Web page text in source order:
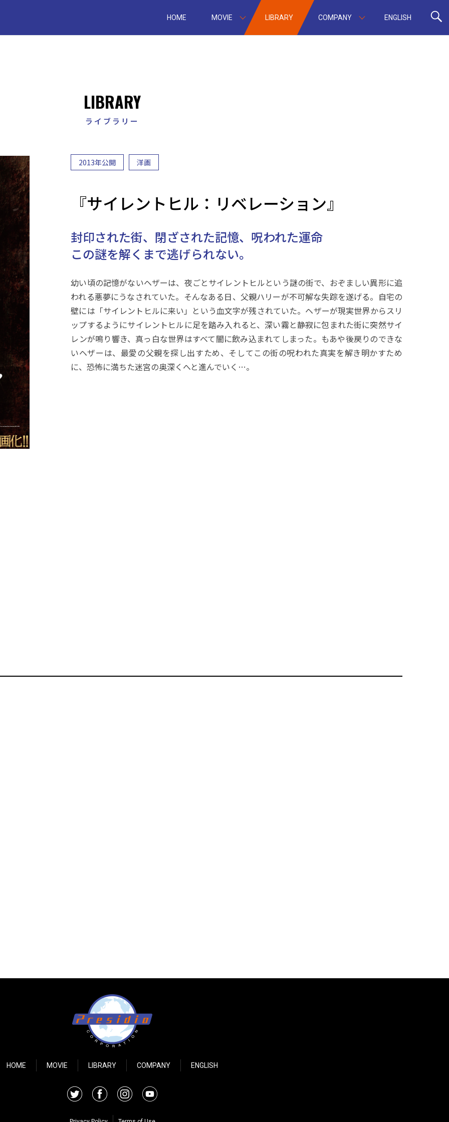
to
HOME MOVIE LIBRARY COMPANY ENGLISH
LIBRARY
ライブラリー
2013年公開 洋画
『サイレントヒル：リベレーション』
封印された街、閉ざされた記憶、呪われた運命
この謎を解くまで逃げられない。
幼い頃の記憶がないヘザーは、夜ごとサイレントヒルという謎の街で、おぞましい異形に追
われる悪夢にうなされていた。そんなある日、父親ハリーが不可解な失踪を遂げる。自宅の
壁には「サイレントヒルに来い」という血文字が残されていた。ヘザーが現実世界からスリ
ップするようにサイレントヒルに足を踏み入れると、深い霧と静寂に包まれた街に突然サイ
レンが鳴り響き、真っ白な世界はすべて闇に飲み込まれてしまった。もあや後戻りのできな
いヘザーは、最愛の父親を探し出すため、そしてこの街の呪われた真実を解き明かすため
に、恐怖に満ちた迷宮の奥深くへと進んでいく…。
HOME MOVIE LIBRARY COMPANY ENGLISH